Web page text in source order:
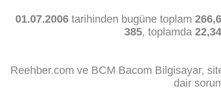
01.07.2006tarihinden bugüne toplam
385, toplamda
Reehber.com ve BCM Bacom Bilgisayar,
dair